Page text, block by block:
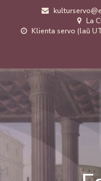
La
Klienta servo (laŭ
de
uzanto